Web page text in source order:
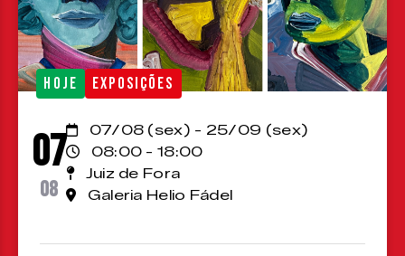
HOJE EXPOSIÇÕES
07
08
07/08 (sex) - 25/09 (sex)
08:00 - 18:00
Juiz de Fora
Galeria Helio Fádel